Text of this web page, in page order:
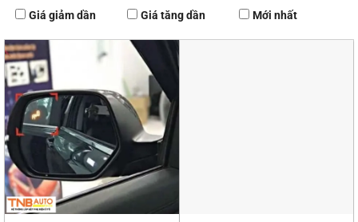
Giá giảm dần Giá tăng dần Mới nhất